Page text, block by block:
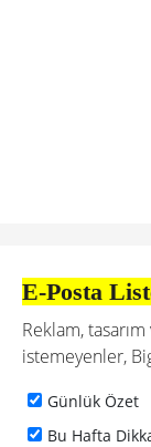
E-Posta
Reklam,
istemeyenler,
Günlük Özet
Bu Hafta